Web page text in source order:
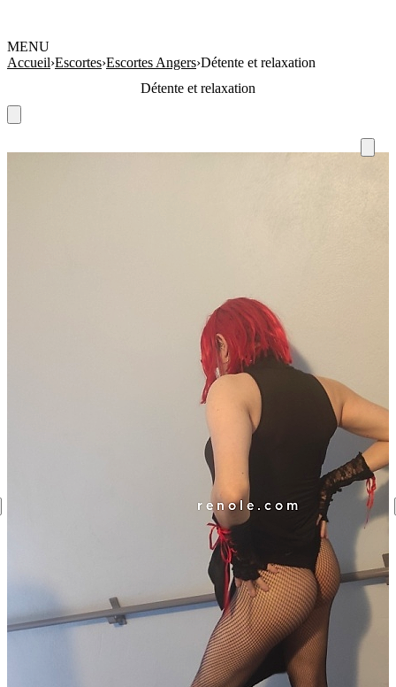
MENU
Accueil›Escortes›Escortes Angers›Détente et relaxation
Détente et relaxation